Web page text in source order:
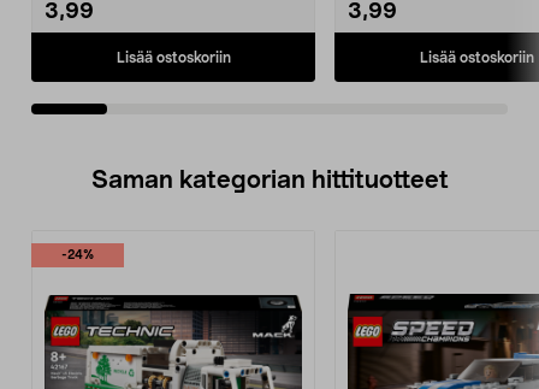
3,99
Lisää ostoskoriin
3,99
Lisää ostoskoriin
Saman kategorian hittituotteet
-24%